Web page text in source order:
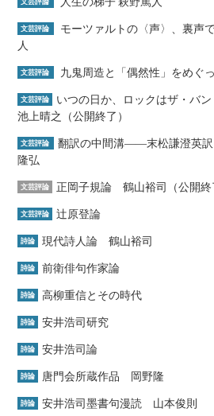
文芸評論
モーツァルトの〈声〉、裏声
人
文芸評論 九鬼周造と「偶然性」をめぐ
文芸評論
いつの日か、ロックはザ・バ
池上晴之（公開終了）
文芸評論
翻訳の中間溝――末松謙澄英
隆弘
文芸評論 正岡子規論 鶴山裕司（公開終
文芸評論 辻原登論
詩論 現代詩人論 鶴山裕司
詩論 前衛俳句作家論
詩論 高柳重信とその時代
詩論 安井浩司研究
詩論 安井浩司論
詩論 唐門会所蔵作品 岡野隆
詩論 安井浩司墨書句漫読 山本俊則